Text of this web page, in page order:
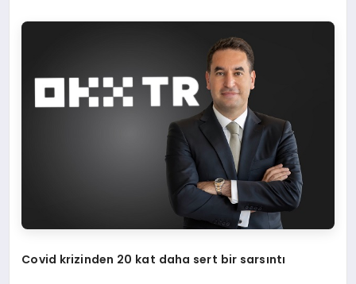
Covid krizinden 20 kat daha sert bir sarsıntı